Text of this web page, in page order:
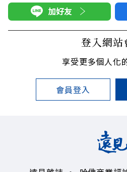
加好友
登入網站
享受更多個人化
會員登入